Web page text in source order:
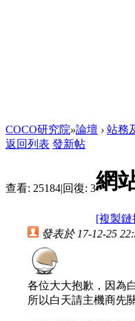
COCO研究院»論壇 › 站務
返回列表 發新帖
查看: 25184|回復: 3網
[複製鏈
發表於 17-12-25
各位大大抱歉，因為
所以白天請主機商先